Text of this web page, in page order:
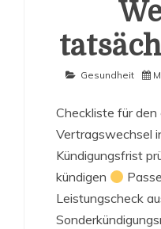
Gesundheit
Checkliste für
Vertragswechsel
Kündigungsfrist
kündigen
Leistungscheck